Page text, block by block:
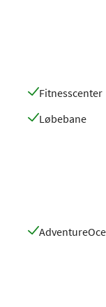
Fitnesscenter
Løbebane